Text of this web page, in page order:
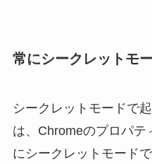
常にシークレットモ
シークレットモードで
は、Chromeのプロパテ
にシークレットモード